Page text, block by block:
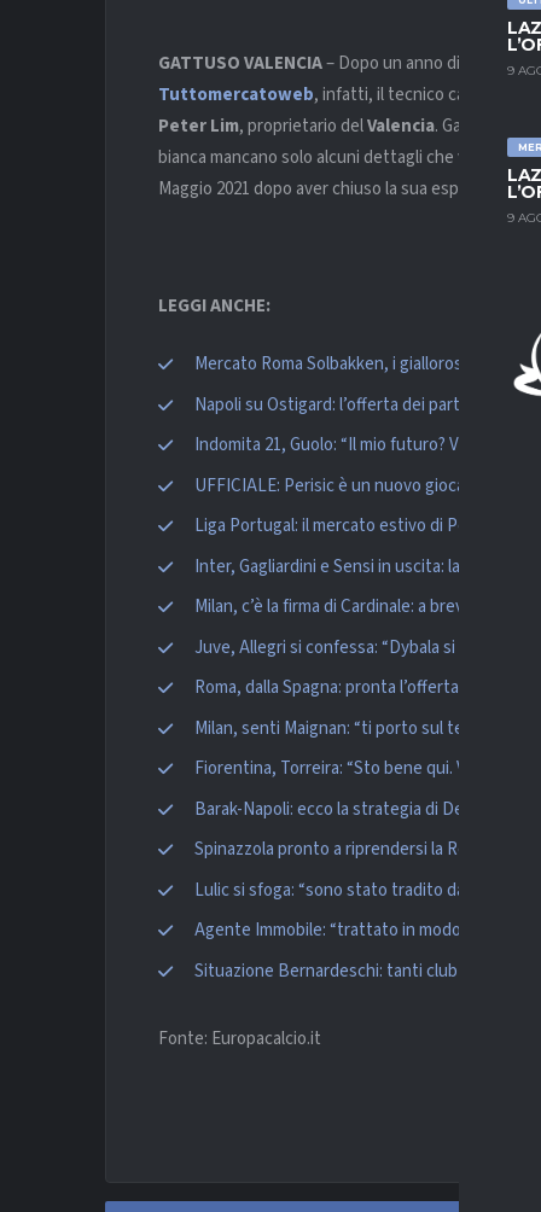
9
9
GATTUSO VALENCIA– Dopo un anno di stop,
Tuttomercatoweb, infatti, il tecnico calabrese
Peter Lim, proprietario delValencia. Gattuso
bianca mancano solo alcuni dettagli che verranno
Maggio 2021 dopo aver chiuso la sua esperienza
LEGGI ANCHE:
Mercato Roma Solbakken, i giallorossi ci
Napoli su Ostigard: l’offerta dei partenopei al
Indomita 21, Guolo: “Il mio futuro? Voglio
UFFICIALE: Perisic è un nuovo giocatore del
Liga Portugal: il mercato estivo di Porto,
Inter, Gagliardini e Sensi in uscita: la
Milan, c’è la firma di Cardinale: a breve
Juve, Allegri si confessa: “Dybala si è creduto
Roma, dalla Spagna: pronta l’offerta al Valencia
Milan, senti Maignan: “ti porto sul tetto d’
Fiorentina, Torreira: “Sto bene qui. Vorrei
Barak-Napoli: ecco la strategia di De Laurentiis
Spinazzola pronto a riprendersi la Roma, ma
Lulic si sfoga: “sono stato tradito dalla Lazio”
Agente Immobile: “trattato in modo
Situazione Bernardeschi: tanti club su di lui,
Fonte: Europacalcio.it